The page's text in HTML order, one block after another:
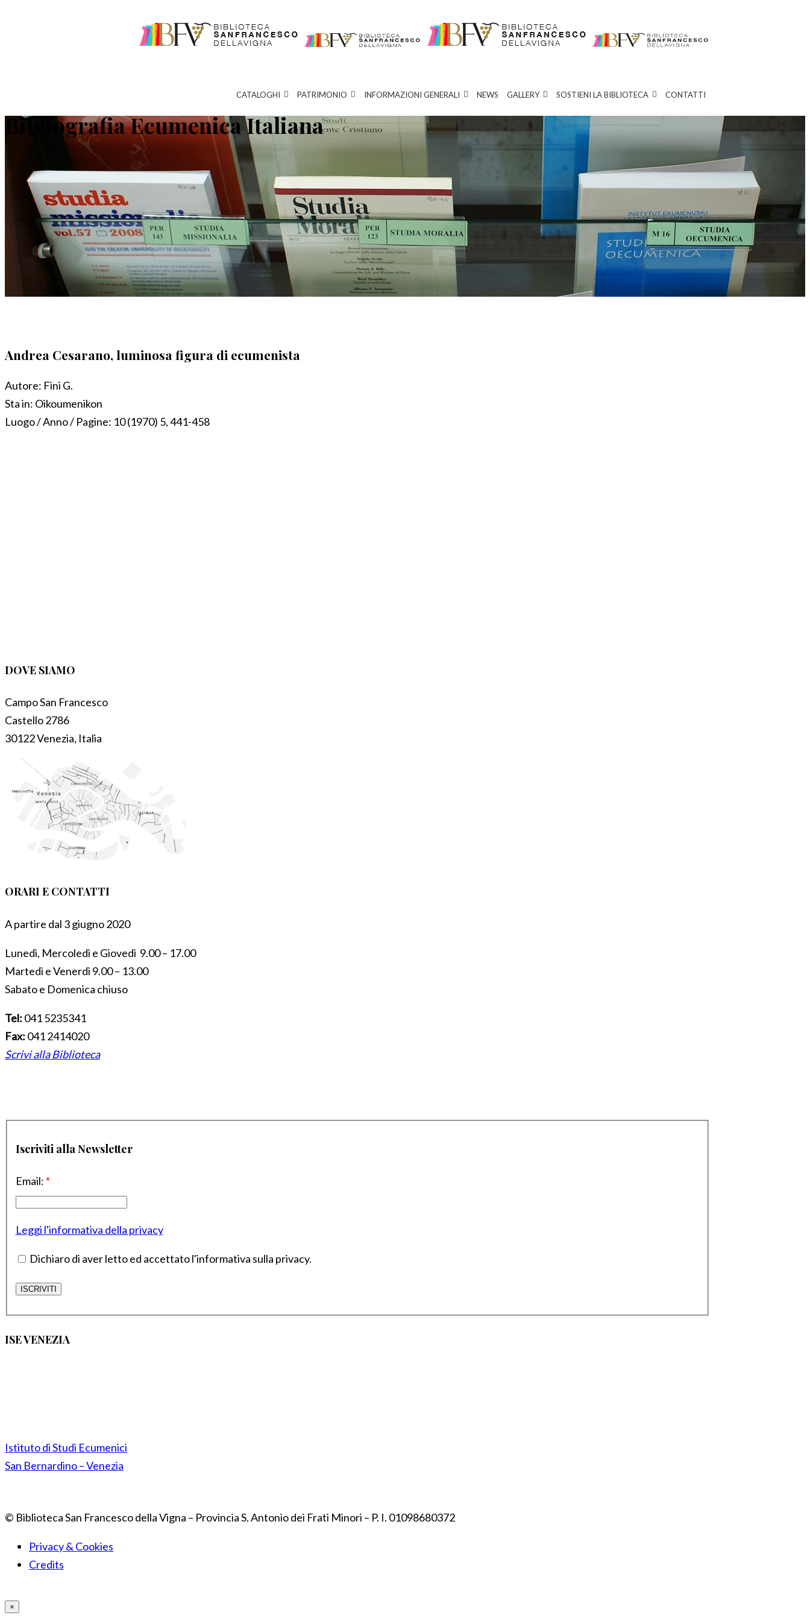
CATALOGHI PATRIMONIO INFORMAZIONI GENERALI NEWS GALLERY SOSTIENI LA BIBLIOTECA CONTATTI
Bibliografia Ecumenica Italiana
Andrea Cesarano, luminosa figura di ecumenista
Autore: Fini G.
Sta in: Oikoumenikon
Luogo / Anno / Pagine: 10 (1970) 5, 441-458
DOVE SIAMO
Campo San Francesco
Castello 2786
30122 Venezia, Italia
ORARI E CONTATTI
A partire dal 3 giugno 2020
Lunedì, Mercoledì e Giovedì 9.00 – 17.00
Martedì e Venerdì 9.00 – 13.00
Sabato e Domenica chiuso
Tel: 041 5235341
Fax: 041 2414020
Scrivi alla Biblioteca
Iscriviti alla Newsletter
Email: *
Leggi l'informativa della privacy
Dichiaro di aver letto ed accettato l'informativa sulla privacy.
ISE VENEZIA
Istituto di Studi Ecumenici
San Bernardino – Venezia
© Biblioteca San Francesco della Vigna – Provincia S. Antonio dei Frati Minori – P. I. 01098680372
Privacy & Cookies
Credits
×